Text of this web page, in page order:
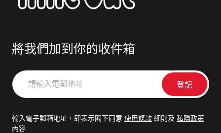
將我們加到你的收件箱
請
輸
郵
輸入電子郵箱地址，即表示閣下同意 使用條款 細則及 私隱政策
內容